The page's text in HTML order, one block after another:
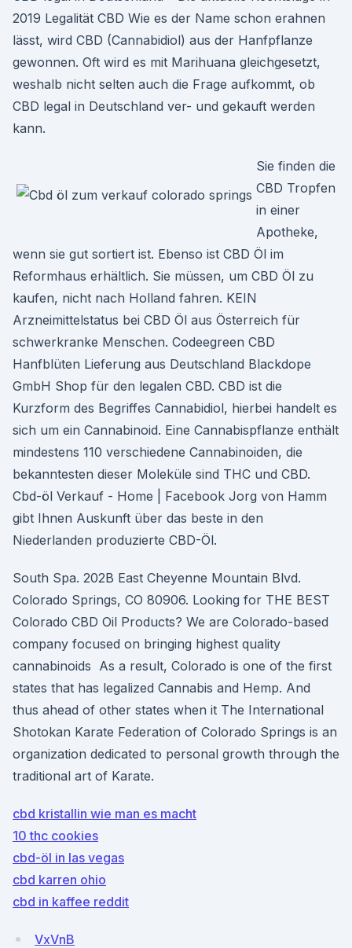
2019 Legalität CBD Wie es der Name schon erahnen
lässt, wird CBD (Cannabidiol) aus der Hanfpflanze
gewonnen. Oft wird es mit Marihuana gleichgesetzt,
weshalb nicht selten auch die Frage aufkommt, ob
CBD legal in Deutschland ver- und gekauft werden
kann.
Sie finden die
CBD Tropfen
in einer
Apotheke,
wenn sie gut sortiert ist. Ebenso ist CBD Öl im
Reformhaus erhältlich. Sie müssen, um CBD Öl zu
kaufen, nicht nach Holland fahren. KEIN
Arzneimittelstatus bei CBD Öl aus Österreich für
schwerkranke Menschen. Codeegreen CBD
Hanfblüten Lieferung aus Deutschland Blackdope
GmbH Shop für den legalen CBD. CBD ist die
Kurzform des Begriffes Cannabidiol, hierbei handelt es
sich um ein Cannabinoid. Eine Cannabispflanze enthält
mindestens 110 verschiedene Cannabinoiden, die
bekanntesten dieser Moleküle sind THC und CBD.
Cbd-öl Verkauf - Home | Facebook Jorg von Hamm
gibt Ihnen Auskunft über das beste in den
Niederlanden produzierte CBD-Öl.
South Spa. 202B East Cheyenne Mountain Blvd.
Colorado Springs, CO 80906. Looking for THE BEST
Colorado CBD Oil Products? We are Colorado-based
company focused on bringing highest quality
cannabinoids As a result, Colorado is one of the first
states that has legalized Cannabis and Hemp. And
thus ahead of other states when it The International
Shotokan Karate Federation of Colorado Springs is an
organization dedicated to personal growth through the
traditional art of Karate.
cbd kristallin wie man es macht
10 thc cookies
cbd-öl in las vegas
cbd karren ohio
cbd in kaffee reddit
VxVnB